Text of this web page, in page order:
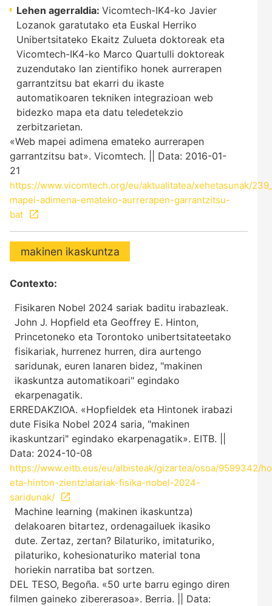
Lehen agerraldia:Vicomtech-IK4-ko Javier
Lozanok garatutako eta Euskal Herriko
Unibertsitateko Ekaitz Zulueta doktoreak eta
Vicomtech-IK4-ko Marco Quartulli doktoreak
zuzendutako lan zientifiko honek aurrerapen
garrantzitsu bat ekarri du ikaste
automatikoaren tekniken integrazioan web
bidezko mapa eta datu teledetekzio
zerbitzarietan.
«Web mapei adimena emateko aurrerapen
garrantzitsu bat». Vicomtech. || Data: 2016-01-
21
https://www.vicomtech.org/eu/aktualitatea/xehetasunak/
mapei-adimena-emateko-aurrerapen-garrantzitsu-
bat
makinen ikaskuntza
Contexto:
Fisikaren Nobel 2024 sariak baditu irabazleak.
John J. Hopfield eta Geoffrey E. Hinton,
Princetoneko eta Torontoko unibertsitateetako
fisikariak, hurrenez hurren, dira aurtengo
saridunak, euren lanaren bidez, "makinen
ikaskuntza automatikoari" egindako
ekarpenagatik.
ERREDAKZIOA. «Hopfieldek eta Hintonek irabazi
dute Fisika Nobel 2024 saria, "makinen
ikaskuntzari" egindako ekarpenagatik». EITB. ||
Data: 2024-10-08
https://www.eitb.eus/eu/albisteak/gizartea/osoa/9599342/
eta-hinton-zientzialariak-fisika-nobel-2024-
saridunak/
Machine learning (makinen ikaskuntza)
delakoaren bitartez, ordenagailuek ikasiko
dute. Zertaz, zertan? Bilaturiko, imitaturiko,
pilaturiko, kohesionaturiko material tona
horiekin narratiba bat sortzen.
DEL TESO, Begoña. «50 urte barru egingo diren
filmen gaineko zibererasoa». Berria. || Data: